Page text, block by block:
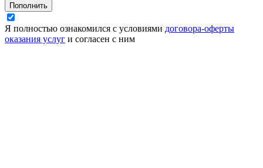
Пополнить
Я полностью ознакомился с условиями договора-оферты
оказания услуг и согласен с ним